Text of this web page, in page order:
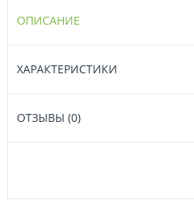
ОПИСАНИЕ
ХАРАКТЕРИСТИКИ
ОТЗЫВЫ (0)